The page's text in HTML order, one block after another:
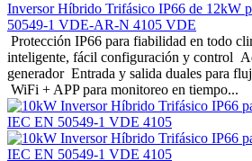
Inversor Híbrido Trifásico IP66 de 12kW
50549-1 VDE-AR-N 4105 VDE
Protección IP66 para fiabilidad en todo
inteligente, fácil configuración y control
generador Entrada y salida duales para
WiFi + APP para monitoreo en tiempo...